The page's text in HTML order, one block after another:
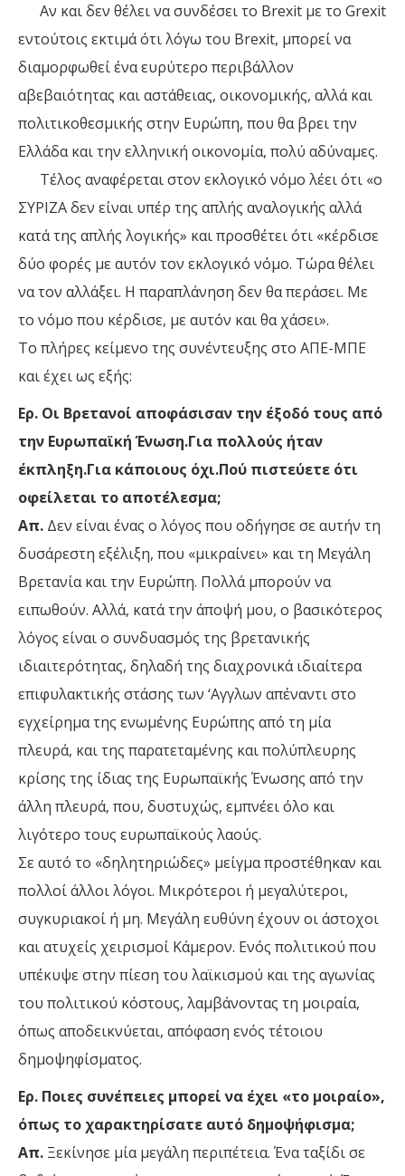
Αν και δεν θέλει να συνδέσει το Brexit με το Grexit
εντούτοις εκτιμά ότι λόγω του Brexit, μπορεί να
διαμορφωθεί ένα ευρύτερο περιβάλλον
αβεβαιότητας και αστάθειας, οικονομικής, αλλά και
πολιτικοθεσμικής στην Ευρώπη, που θα βρει την
Ελλάδα και την ελληνική οικονομία, πολύ αδύναμες.
Τέλος αναφέρεται στον εκλογικό νόμο λέει ότι «ο
ΣΥΡΙΖΑ δεν είναι υπέρ της απλής αναλογικής αλλά
κατά της απλής λογικής» και προσθέτει ότι «κέρδισε
δύο φορές με αυτόν τον εκλογικό νόμο. Τώρα θέλει
να τον αλλάξει. Η παραπλάνηση δεν θα περάσει. Με
το νόμο που κέρδισε, με αυτόν και θα χάσει».
Το πλήρες κείμενο της συνέντευξης στο ΑΠΕ-ΜΠΕ
και έχει ως εξής:
Ερ. Οι Βρετανοί αποφάσισαν την έξοδό τους από
την Ευρωπαϊκή Ένωση.Για πολλούς ήταν
έκπληξη.Για κάποιους όχι.Πού πιστεύετε ότι
οφείλεται το αποτέλεσμα;
Απ. Δεν είναι ένας ο λόγος που οδήγησε σε αυτήν τη
δυσάρεστη εξέλιξη, που «μικραίνει» και τη Μεγάλη
Βρετανία και την Ευρώπη. Πολλά μπορούν να
ειπωθούν. Αλλά, κατά την άποψή μου, ο βασικότερος
λόγος είναι ο συνδυασμός της βρετανικής
ιδιαιτερότητας, δηλαδή της διαχρονικά ιδιαίτερα
επιφυλακτικής στάσης των ‘Αγγλων απέναντι στο
εγχείρημα της ενωμένης Ευρώπης από τη μία
πλευρά, και της παρατεταμένης και πολύπλευρης
κρίσης της ίδιας της Ευρωπαϊκής Ένωσης από την
άλλη πλευρά, που, δυστυχώς, εμπνέει όλο και
λιγότερο τους ευρωπαϊκούς λαούς.
Σε αυτό το «δηλητηριώδες» μείγμα προστέθηκαν και
πολλοί άλλοι λόγοι. Μικρότεροι ή μεγαλύτεροι,
συγκυριακοί ή μη. Μεγάλη ευθύνη έχουν οι άστοχοι
και ατυχείς χειρισμοί Κάμερον. Ενός πολιτικού που
υπέκυψε στην πίεση του λαϊκισμού και της αγωνίας
του πολιτικού κόστους, λαμβάνοντας τη μοιραία,
όπως αποδεικνύεται, απόφαση ενός τέτοιου
δημοψηφίσματος.
Ερ. Ποιες συνέπειες μπορεί να έχει «το μοιραίο»,
όπως το χαρακτηρίσατε αυτό δημοψήφισμα;
Απ. Ξεκίνησε μία μεγάλη περιπέτεια. Ένα ταξίδι σε